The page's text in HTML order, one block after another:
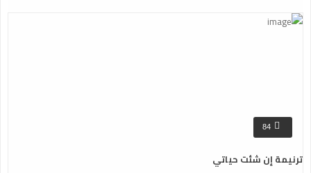
84
ترنيمة إن شئت حياتي